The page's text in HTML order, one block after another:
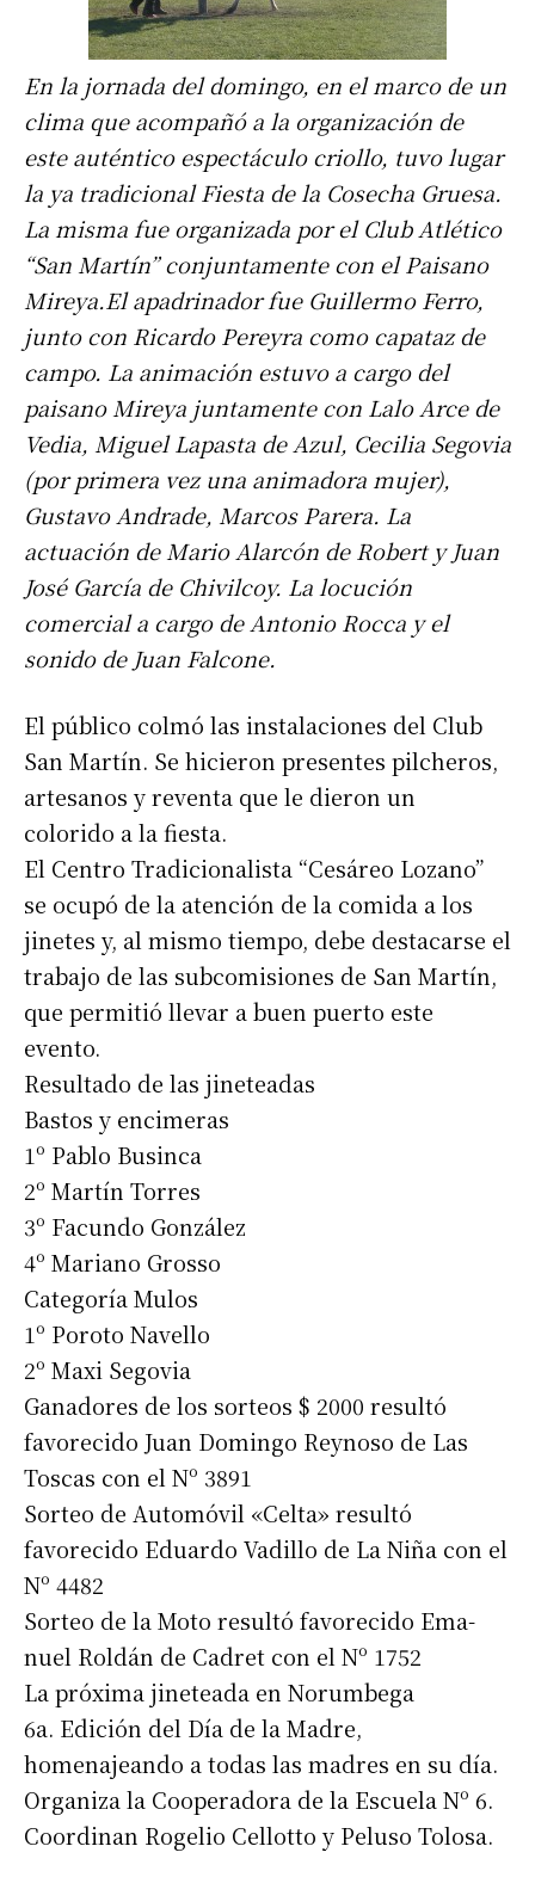
En la jornada del domingo, en el marco de un
clima que acompañó a la organización de
este auténtico espectáculo criollo, tuvo lugar
la ya tradicional Fiesta de la Cosecha Gruesa.
La misma fue organizada por el Club Atlético
“San Martín” conjuntamente con el Paisano
Mireya.El apadrinador fue Guillermo Ferro,
junto con Ricardo Pereyra como capataz de
campo. La animación estuvo a cargo del
paisano Mireya juntamente con Lalo Arce de
Vedia, Miguel Lapasta de Azul, Cecilia Segovia
(por primera vez una animadora mujer),
Gustavo Andrade, Marcos Parera. La
actuación de Mario Alarcón de Robert y Juan
José García de Chivilcoy. La locución
comercial a cargo de Antonio Rocca y el
sonido de Juan Falcone.
El público colmó las instalaciones del Club
San Martín. Se hicieron presentes pilcheros,
artesanos y reventa que le dieron un
colorido a la fiesta.
El Centro Tradicionalista “Cesáreo Lozano”
se ocupó de la atención de la comida a los
jinetes y, al mismo tiempo, debe destacarse el
trabajo de las subcomisiones de San Martín,
que permitió llevar a buen puerto este
evento.
Resultado de las jineteadas
Bastos y encimeras
1º Pablo Businca
2º Martín Torres
3º Facundo González
4º Mariano Grosso
Categoría Mulos
1º Poroto Navello
2º Maxi Segovia
Ganadores de los sorteos $ 2000 resultó
favorecido Juan Domingo Reynoso de Las
Toscas con el Nº 3891
Sorteo de Automóvil «Celta» resultó
favorecido Eduardo Vadillo de La Niña con el
Nº 4482
Sorteo de la Moto resultó favorecido Ema-
nuel Roldán de Cadret con el Nº 1752
La próxima jineteada en Norumbega
6a. Edición del Día de la Madre,
homenajeando a todas las madres en su día.
Organiza la Cooperadora de la Escuela Nº 6.
Coordinan Rogelio Cellotto y Peluso Tolosa.